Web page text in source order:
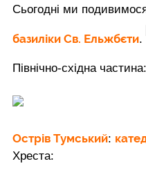
Сьогодні ми
базиліки Св. Ельжбєти.
Північно-східна частина:
Острів Тумський:
Хреста: